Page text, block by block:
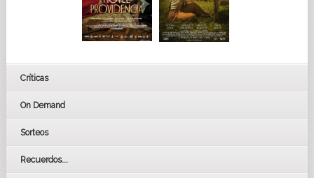
Críticas
On Demand
Sorteos
Recuerdos...